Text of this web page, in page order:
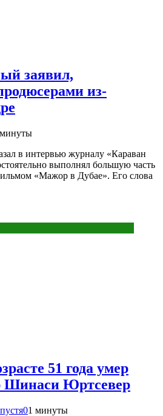
заявил,
из-
в интервью журналу «Караван
выполнял большую часть
«Мажор в Дубае». Его слова
51 года умер
Шинаси Юртсевер
01 минуты